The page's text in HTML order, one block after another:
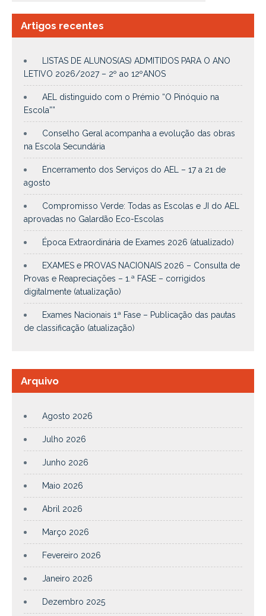
Artigos recentes
LISTAS DE ALUNOS(AS) ADMITIDOS PARA O ANO
LETIVO 2026/2027 – 2º ao 12ºANOS
AEL distinguido com o Prémio “O Pinóquio na
Escola””
Conselho Geral acompanha a evolução das obras
na Escola Secundária
Encerramento dos Serviços do AEL – 17 a 21 de
agosto
Compromisso Verde: Todas as Escolas e JI do AEL
aprovadas no Galardão Eco-Escolas
Época Extraordinária de Exames 2026 (atualizado)
EXAMES e PROVAS NACIONAIS 2026 – Consulta de
Provas e Reapreciações – 1.ª FASE – corrigidos
digitalmente (atualização)
Exames Nacionais 1ª Fase – Publicação das pautas
de classificação (atualização)
Arquivo
Agosto 2026
Julho 2026
Junho 2026
Maio 2026
Abril 2026
Março 2026
Fevereiro 2026
Janeiro 2026
Dezembro 2025